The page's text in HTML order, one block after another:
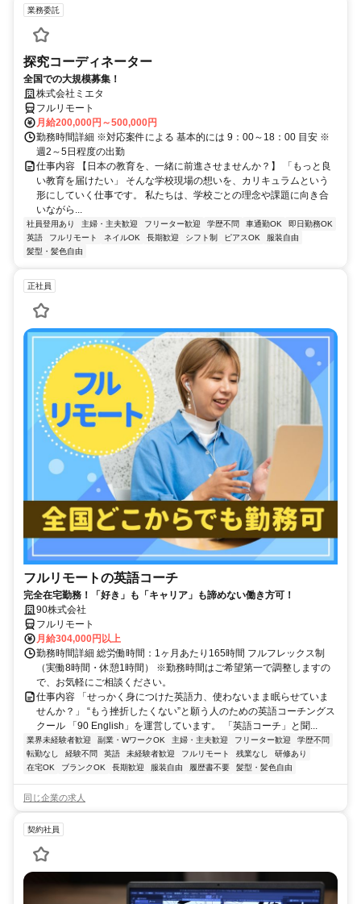
業務委託
探究コーディネーター
全国での大規模募集！
株式会社ミエタ
フルリモート
月給200,000円～500,000円
勤務時間詳細 ※対応案件による 基本的には 9：00～18：00 目安 ※
週2～5日程度の出勤
仕事内容 【日本の教育を、一緒に前進させませんか？】 「もっと良
い教育を届けたい」 そんな学校現場の想いを、カリキュラムという
形にしていく仕事です。 私たちは、学校ごとの理念や課題に向き合
いながら...
社員登用あり 主婦・主夫歓迎 フリーター歓迎 学歴不問 車通勤OK
即日勤務OK
英語
フルリモート ネイルOK 長期歓迎 シフト制 ピアスOK
服装自由
髪型・髪色自由
正社員
フルリモートの英語コーチ
完全在宅勤務！「好き」も「キャリア」も諦めない働き方可！
90株式会社
フルリモート
月給304,000円以上
勤務時間詳細 総労働時間：1ヶ月あたり165時間 フルフレックス制
（実働8時間・休憩1時間） ※勤務時間はご希望第一で調整しますの
で、お気軽にご相談ください。
仕事内容 「せっかく身につけた英語力、使わないまま眠らせていま
せんか？」 “もう挫折したくない”と願う人のための英語コーチングス
クール 「90 English」を運営しています。 「英語コーチ」と聞...
業界未経験者歓迎 副業・WワークOK 主婦・主夫歓迎 フリーター歓迎
学歴不問
転勤なし
経験不問 英語 未経験者歓迎 フルリモート 残業なし
研修あり
在宅OK
ブランクOK 長期歓迎 服装自由 履歴書不要 髪型・髪色自由
同じ企業の求人
契約社員